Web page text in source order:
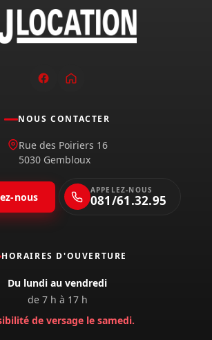
HORAIRES D'OUVERTURE
Du lundi au vendredi
de 7 h à 17 h
de versage le samedi.
NOUS CONTACTER
Rue des Poiriers 16
5030 Gembloux
nous
APPELEZ-NOUS
081/61.32.95